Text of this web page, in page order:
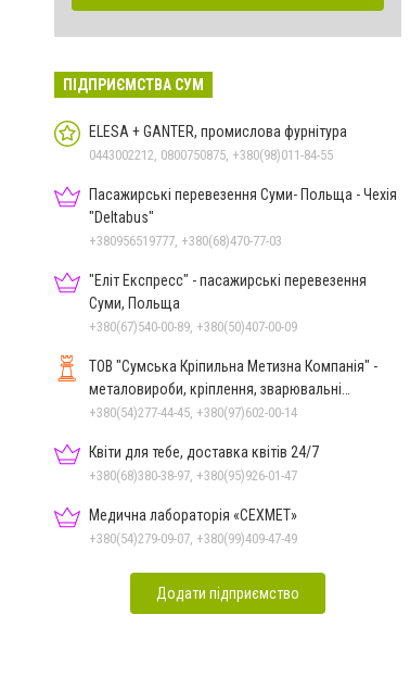
ПІДПРИЄМСТВА СУМ
ELESA + GANTER, промислова фурнітура
0443002212, 0800750875, +380(98)011-84-55
Пасажирські перевезення Суми- Польща - Чехія
"Deltabus"
+380956519777, +380(68)470-77-03
"Еліт Експресс" - пасажирські перевезення
Суми, Польща
+380(67)540-00-89, +380(50)407-00-09
ТОВ "Сумська Кріпильна Метизна Компанія" -
металовироби, кріплення, зварювальні
електроди у м.Суми
+380(54)277-44-45, +380(97)602-00-14
Квіти для тебе, доставка квітів 24/7
+380(68)380-38-97, +380(95)926-01-47
Медична лабораторія «СЕХМЕТ»
+380(54)279-09-07, +380(99)409-47-49
Додати підприємство